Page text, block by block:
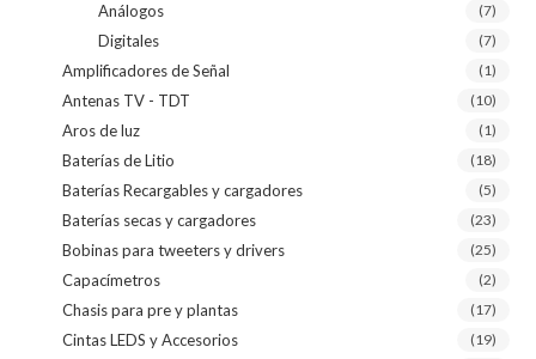
Análogos (7)
Digitales (7)
Amplificadores de Señal (1)
Antenas TV - TDT (10)
Aros de luz (1)
Baterías de Litio (18)
Baterías Recargables y cargadores (5)
Baterías secas y cargadores (23)
Bobinas para tweeters y drivers (25)
Capacímetros (2)
Chasis para pre y plantas (17)
Cintas LEDS y Accesorios (19)